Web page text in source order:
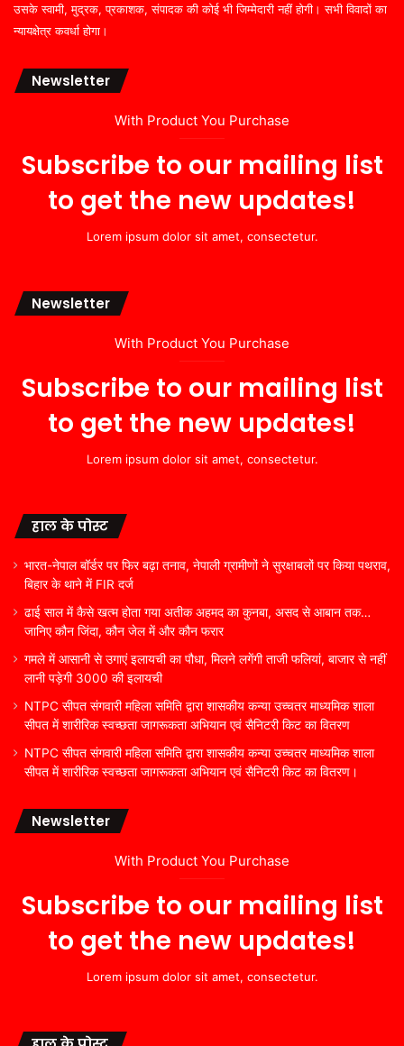
उसके स्वामी, मुद्रक, प्रकाशक, संपादक की कोई भी जिम्मेदारी नहीं होगी। सभी विवादों का
न्यायक्षेत्र कवर्धा होगा।
Newsletter
With Product You Purchase
Subscribe to our mailing list
to get the new updates!
Lorem ipsum dolor sit amet, consectetur.
Newsletter
With Product You Purchase
Subscribe to our mailing list
to get the new updates!
Lorem ipsum dolor sit amet, consectetur.
हाल के पोस्ट
भारत-नेपाल बॉर्डर पर फिर बढ़ा तनाव, नेपाली ग्रामीणों ने सुरक्षाबलों पर किया पथराव,
बिहार के थाने में FIR दर्ज
ढाई साल में कैसे खत्म होता गया अतीक अहमद का कुनबा, असद से आबान तक…
जानिए कौन जिंदा, कौन जेल में और कौन फरार
गमले में आसानी से उगाएं इलायची का पौधा, मिलने लगेंगी ताजी फलियां, बाजार से नहीं
लानी पड़ेगी 3000 की इलायची
NTPC सीपत संगवारी महिला समिति द्वारा शासकीय कन्या उच्चतर माध्यमिक शाला
सीपत में शारीरिक स्वच्छता जागरूकता अभियान एवं सैनिटरी किट का वितरण
NTPC सीपत संगवारी महिला समिति द्वारा शासकीय कन्या उच्चतर माध्यमिक शाला
सीपत में शारीरिक स्वच्छता जागरूकता अभियान एवं सैनिटरी किट का वितरण।
Newsletter
With Product You Purchase
Subscribe to our mailing list
to get the new updates!
Lorem ipsum dolor sit amet, consectetur.